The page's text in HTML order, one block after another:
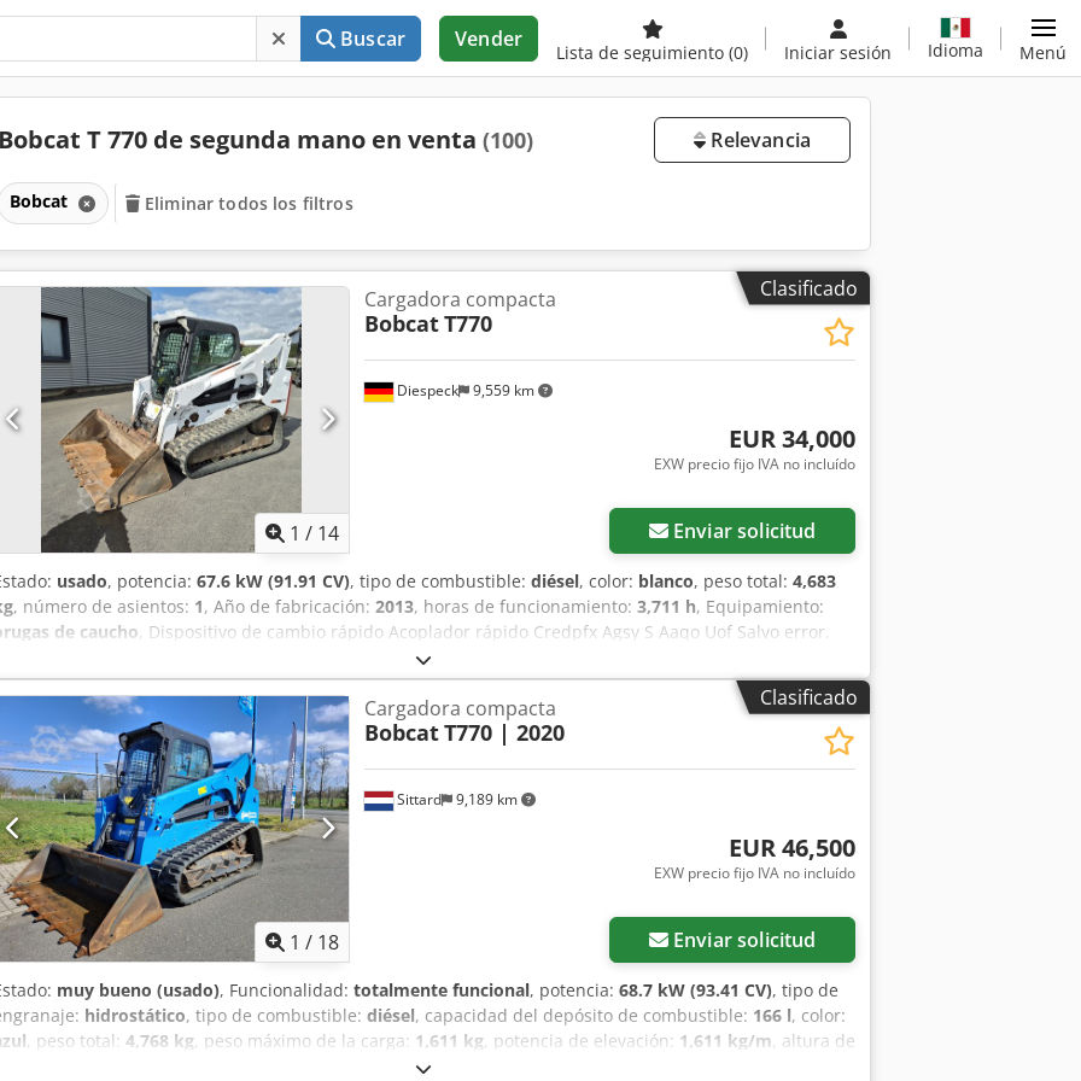
Buscar Vender
Lista de seguimiento (0) Iniciar sesión Idioma Menú
Bobcat T 770 de segunda mano en venta (100) Relevancia
Bobcat Eliminar todos los filtros
Clasificado
1 / 14
Diespeck 9,559 km
Cargadora compacta
BobcatT770
EUR 34,000
EXW precio fijo IVA no incluído
Enviar solicitud
usado, potencia: 67.6 kW (91.91 CV), tipo de combustible: diésel, color: blanco, peso total: 4,683
, número de asientos: 1, Año de fabricación: 2013, horas de funcionamiento: 3,711 h, Equipamiento:
de caucho, Dispositivo de cambio rápido Acoplador rápido Credpfx Agsy S Aaqo Uof Salvo error.
Clasificado
1 / 18
Sittard 9,189 km
Cargadora compacta
BobcatT770 | 2020
EUR 46,500
EXW precio fijo IVA no incluído
Enviar solicitud
muy bueno (usado), Funcionalidad: totalmente funcional, potencia: 68.7 kW (93.41 CV), tipo de
hidrostático, tipo de combustible: diésel, capacidad del depósito de combustible: 166 l, color:
, peso total: 4,768 kg, peso máximo de la carga: 1,611 kg, potencia de elevación: 1,611 kg/m, altura de
Rubber rupsbanden 450 mm